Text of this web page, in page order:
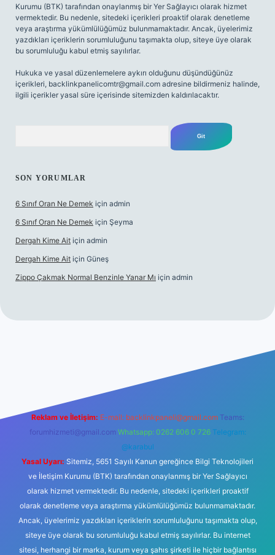
Kurumu (BTK) tarafından onaylanmış bir Yer Sağlayıcı olarak hizmet
vermektedir. Bu nedenle, sitedeki içerikleri proaktif olarak denetleme
veya araştırma yükümlülüğümüz bulunmamaktadır. Ancak, üyelerimiz
yazdıkları içeriklerin sorumluluğunu taşımakta olup, siteye üye olarak
bu sorumluluğu kabul etmiş sayılırlar.
Hukuka ve yasal düzenlemelere aykırı olduğunu düşündüğünüz
içerikleri, backlinkpanelicomtr@gmail.com adresine bildirmeniz halinde,
ilgili içerikler yasal süre içerisinde sitemizden kaldırılacaktır.
SON YORUMLAR
6 Sınıf Oran Ne Demek için admin
6 Sınıf Oran Ne Demek için Şeyma
Dergah Kime Ait için admin
Dergah Kime Ait için Güneş
Zippo Çakmak Normal Benzinle Yanar Mı için admin
tulipbet giriş
Reklam ve İletişim: E-mail: backlinkpaneli@gmail.com Teams:
forumhizmeti@gmail.com Whatsapp: 0262 606 0 726 Telegram:
@karabul
Yasal Uyarı: Sitemiz, 5651 Sayılı Kanun gereğince Bilgi Teknolojileri
ve İletişim Kurumu (BTK) tarafından onaylanmış bir Yer Sağlayıcı
olarak hizmet vermektedir. Bu nedenle, sitedeki içerikleri proaktif
olarak denetleme veya araştırma yükümlülüğümüz bulunmamaktadır.
Ancak, üyelerimiz yazdıkları içeriklerin sorumluluğunu taşımakta olup,
siteye üye olarak bu sorumluluğu kabul etmiş sayılırlar. Bu internet
sitesi, herhangi bir marka, kurum veya şahıs şirketi ile hiçbir bağlantısı